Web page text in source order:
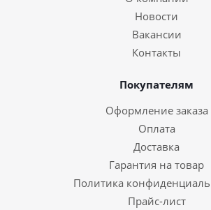
Новости
Вакансии
Контакты
Покупателям
Оформление заказа
Оплата
Доставка
Гарантия на товар
Политика
Прайс-лист